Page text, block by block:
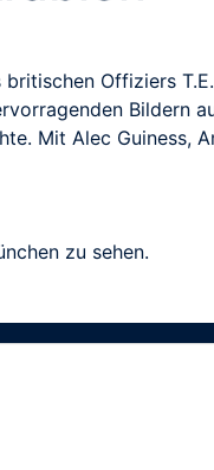
Offiziers
Bildern
Mit Alec Guiness,
zu sehen.